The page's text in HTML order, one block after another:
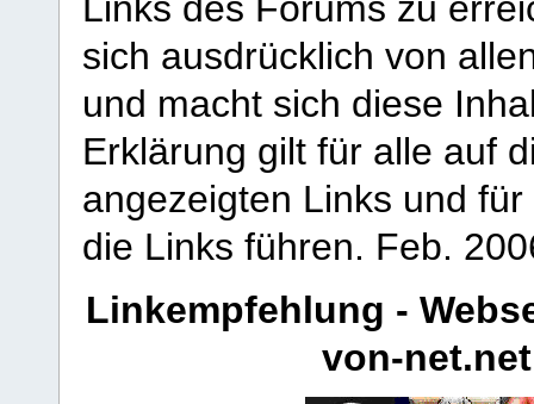
sich ausdrücklich von
und macht sich diese
Erklärung gilt für alle auf
angezeigten Links und
die Links führen. Feb.
Linkempfehlung -
von-net.net